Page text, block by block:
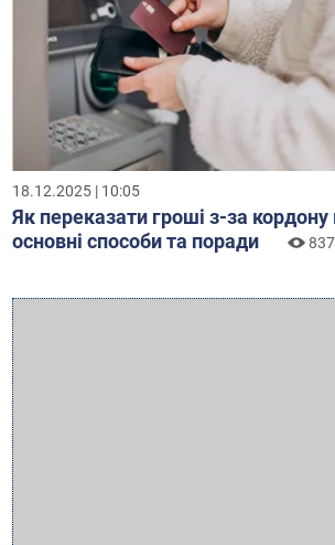
18.12.2025 | 10:05
Як переказати гроші з-за кордону
основні способи та поради
837